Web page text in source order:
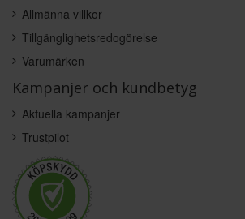
Allmänna villkor
Tillgänglighetsredogörelse
Varumärken
Kampanjer och kundbetyg
Aktuella kampanjer
Trustpilot